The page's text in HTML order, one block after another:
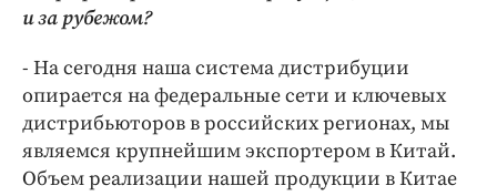
и за рубежом?
- На сегодня наша система дистрибуции
опирается на федеральные сети и ключевых
дистрибьюторов в российских регионах, мы
являемся крупнейшим экспортером в Китай.
Объем реализации нашей продукции в Китае